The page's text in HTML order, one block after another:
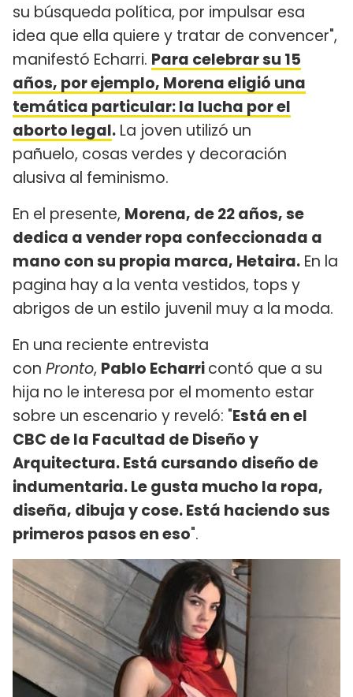
su búsqueda política, por impulsar esa
idea que ella quiere y tratar de convencer",
manifestó Echarri. Para celebrar su 15
años, por ejemplo, Morena eligió una
temática particular: la lucha por el
aborto legal. La joven utilizó un
pañuelo, cosas verdes y decoración
alusiva al feminismo.
En el presente, Morena, de 22 años, se
dedica a vender ropa confeccionada a
mano con su propia marca, Hetaira. En la
pagina hay a la venta vestidos, tops y
abrigos de un estilo juvenil muy a la moda.
En una reciente entrevista
con Pronto, Pablo Echarricontó que a su
hija no le interesa por el momento estar
sobre un escenario y reveló: "Está en el
CBC de la Facultad de Diseño y
Arquitectura. Está cursando diseño de
indumentaria. Le gusta mucho la ropa,
diseña, dibuja y cose. Está haciendo sus
primeros pasos en eso".